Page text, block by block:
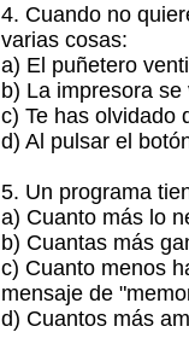
4. Cuando no
varias cosas:
a) El puñetero
b) La impresora
c) Te has olvidado
d) Al pulsar el
5. Un programa
a) Cuanto más lo
b) Cuantas más
c) Cuanto menos
mensaje de
d) Cuantos más